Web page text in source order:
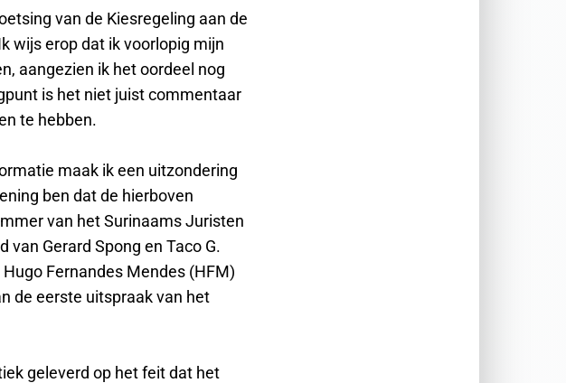
van de Kiesregeling aan de
wijs erop dat ik voorlopig mijn
aangezien ik het oordeel nog
is het niet juist commentaar
te hebben.
maak ik een uitzondering
ben dat de hierboven
van het Surinaams Juristen
van Gerard Spong en Taco G.
Fernandes Mendes (HFM)
de eerste uitspraak van het
geleverd op het feit dat het